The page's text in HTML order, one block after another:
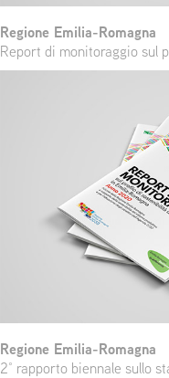
Regione Emilia-Romagna
Report di monitoraggio sul
Regione Emilia-Romagna
2° rapporto biennale sullo